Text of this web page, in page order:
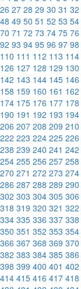
26 27 28 29 30 31 32
48 49 50 51 52 53 54
70 71 72 73 74 75 76
92 93 94 95 96 97 98
110 111 112 113 114
126 127 128 129 130
142 143 144 145 146
158 159 160 161 162
174 175 176 177 178
190 191 192 193 194
206 207 208 209 210
222 223 224 225 226
238 239 240 241 242
254 255 256 257 258
270 271 272 273 274
286 287 288 289 290
302 303 304 305 306
318 319 320 321 322
334 335 336 337 338
350 351 352 353 354
366 367 368 369 370
382 383 384 385 386
398 399 400 401 402
414 415 416 417 418